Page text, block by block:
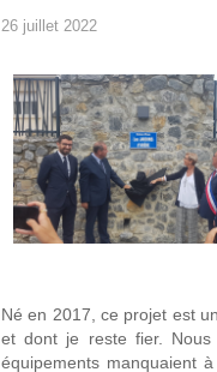
26 juillet 2022
Né en 2017, ce projet est
et dont je reste fier.
équipements manquaient